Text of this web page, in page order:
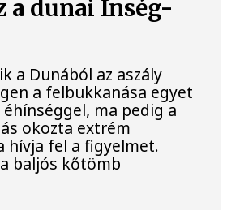
a dunai Ínség-
a Dunából az aszály
a felbukkanása egyet
ma pedig a
okozta extrém
hívja fel a figyelmet.
baljós kőtömb